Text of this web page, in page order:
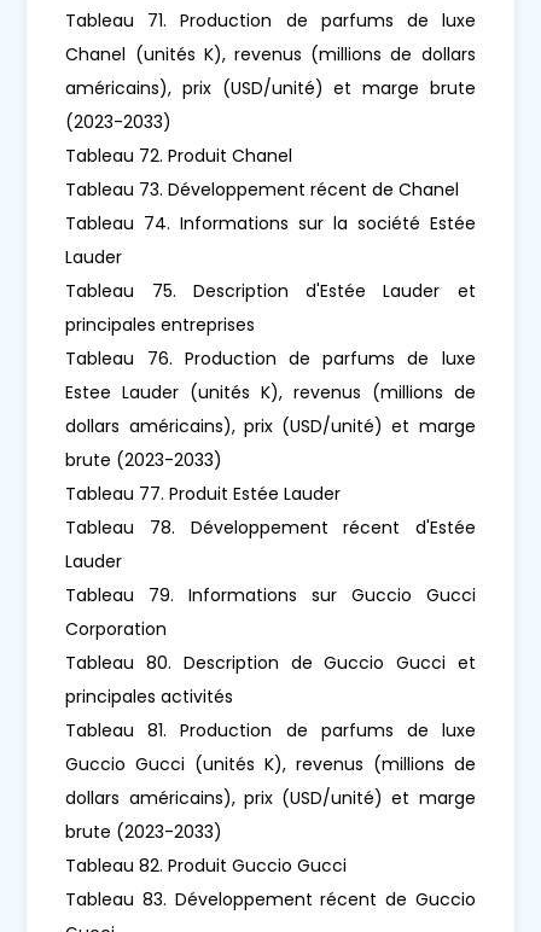
Tableau 71. Production de parfums de luxe
Chanel (unités K), revenus (millions de dollars
américains), prix (USD/unité) et marge brute
(2023-2033)
Tableau 72. Produit Chanel
Tableau 73. Développement récent de Chanel
Tableau 74. Informations sur la société Estée
Lauder
Tableau 75. Description d'Estée Lauder et
principales entreprises
Tableau 76. Production de parfums de luxe
Estee Lauder (unités K), revenus (millions de
dollars américains), prix (USD/unité) et marge
brute (2023-2033)
Tableau 77. Produit Estée Lauder
Tableau 78. Développement récent d'Estée
Lauder
Tableau 79. Informations sur Guccio Gucci
Corporation
Tableau 80. Description de Guccio Gucci et
principales activités
Tableau 81. Production de parfums de luxe
Guccio Gucci (unités K), revenus (millions de
dollars américains), prix (USD/unité) et marge
brute (2023-2033)
Tableau 82. Produit Guccio Gucci
Tableau 83. Développement récent de Guccio